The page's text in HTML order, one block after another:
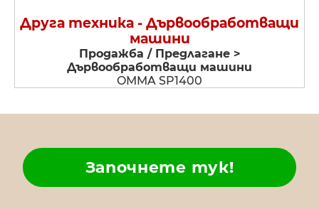
Друга техника - Дървообработващи
машини
Продажба / Предлагане >
Дървообработващи машини
OMMA SP1400
Започнете тук!